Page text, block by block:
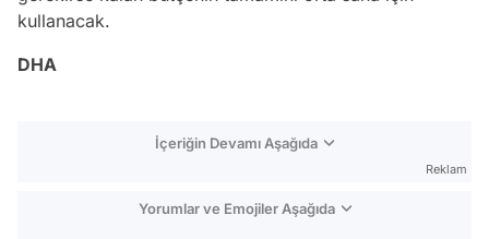
kullanacak.
DHA
İçeriğin Devamı Aşağıda
Reklam
Yorumlar ve Emojiler Aşağıda